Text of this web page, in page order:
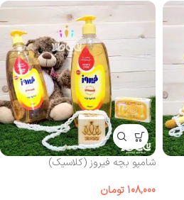
شامپو بچه فیروز (کلاسیک)
108,000 تومان